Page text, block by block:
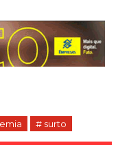
# surto